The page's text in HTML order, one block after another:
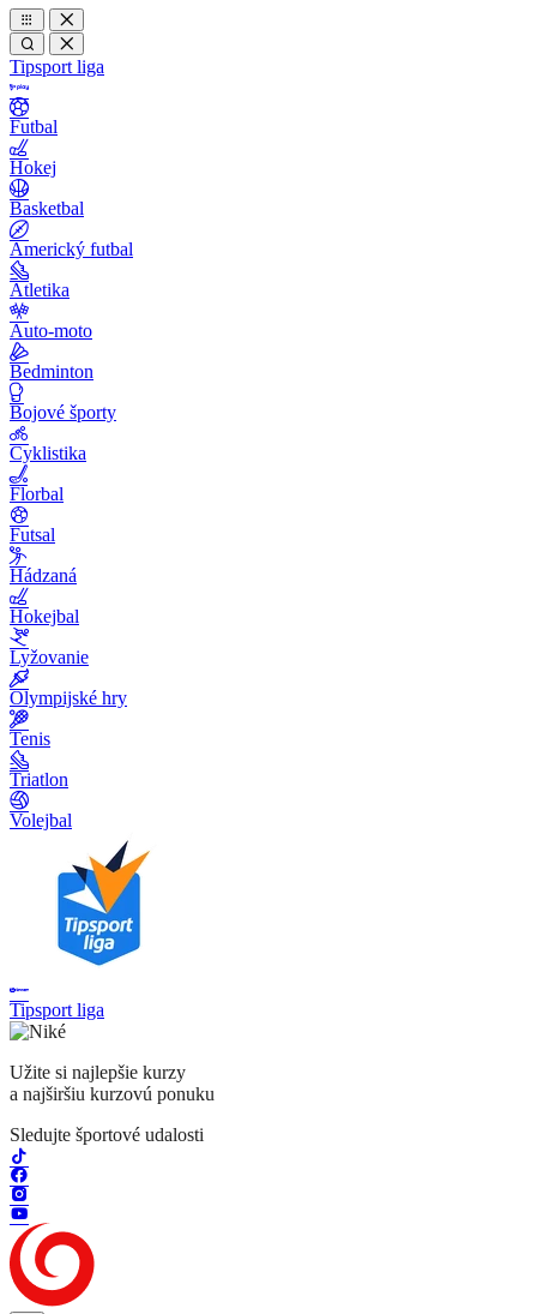
Tipsport liga
Futbal
Hokej
Basketbal
Americký futbal
Atletika
Auto-moto
Bedminton
Bojové športy
Cyklistika
Florbal
Futsal
Hádzaná
Hokejbal
Lyžovanie
Olympijské hry
Tenis
Triatlon
Volejbal
Tipsport liga
Užite si najlepšie kurzy
a najširšiu kurzovú ponuku
Sledujte športové udalosti